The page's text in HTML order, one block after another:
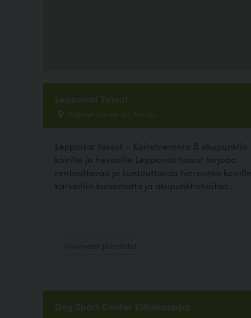
Leppoisat Tassut
Mäntymäentie 40, Masku
Leppoisat tassut – Koirahieronta & akupunktio
koirille ja hevosille Leppoisat tassut tarjoaa
rentouttavaa ja kuntouttavaa hierontaa koirille
karvoihin katsomatta ja akupunktiohoitoa...
Dog Sport Center Eläinkauppa